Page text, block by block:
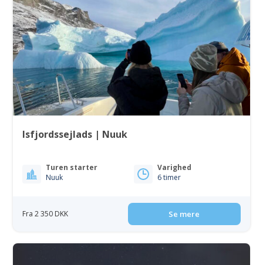
Isfjordssejlads | Nuuk
Turen starter
Nuuk
Varighed
6 timer
Fra 2 350 DKK Se mere